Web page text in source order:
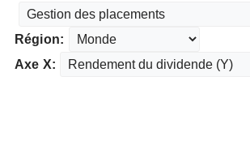
Région:
Axe X: